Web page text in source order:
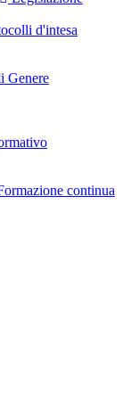
d'intesa
Genere
continua